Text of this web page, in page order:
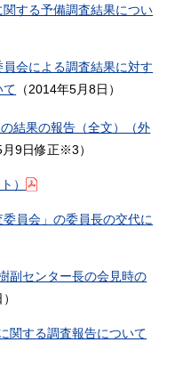
する予備調査結果につい
会による調査結果に対す
て （2014年5月8日）
結果の報告（全文）（外
月9日修正※3）
）
委員会」の委員長の交代に
副センター長の会見時の
関する調査報告について